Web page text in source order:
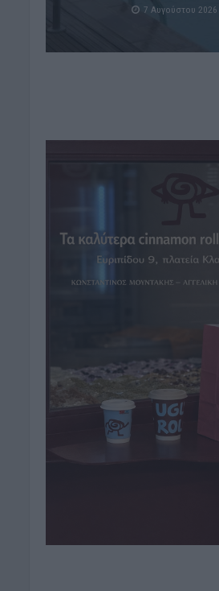
7 Αυγούστου 2026